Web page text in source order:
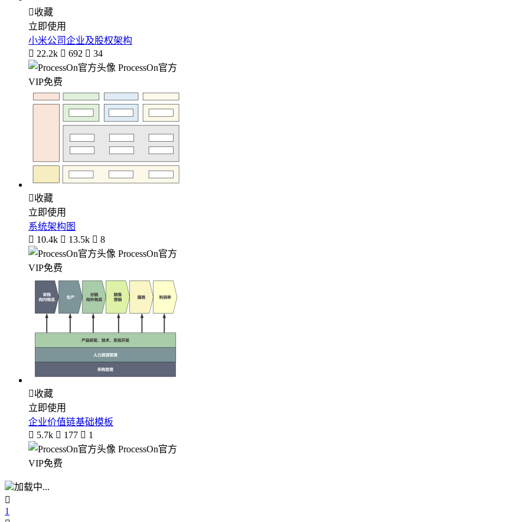
收藏
立即使用
小米公司企业及股权架构
 22.2k  692  34
ProcessOn官方
VIP免费
收藏
立即使用
系统架构图
 10.4k  13.5k  8
ProcessOn官方
VIP免费
收藏
立即使用
企业价值链基础模板
 5.7k  177  1
ProcessOn官方
VIP免费
加载中...

1